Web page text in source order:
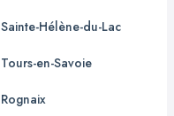
Sainte-Hélène-du-Lac
Tours-en-Savoie
Rognaix